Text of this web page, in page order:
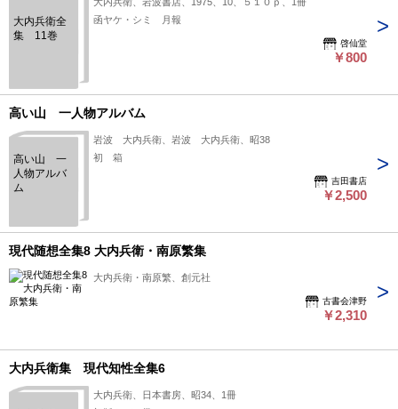
大内兵衛全
集 11巻
函ヤケ・シミ 月報
啓仙堂
￥800
高い山 一人物アルバム
高い山 一
人物アルバ
ム
岩波 大内兵衛、岩波 大内兵衛、昭38
初 箱
吉田書店
￥2,500
現代随想全集8 大内兵衛・南原繁集
大内兵衛・南原繁、創元社
古書会津野
￥2,310
大内兵衛集 現代知性全集6
大内兵衛、日本書房、昭34、1冊